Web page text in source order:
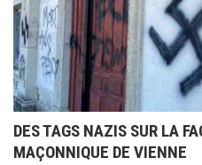
DES TAGS NAZIS SUR LA
MAÇONNIQUE DE VIENNE